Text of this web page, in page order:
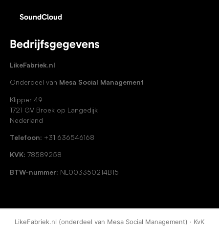
SoundCloud
Bedrijfsgegevens
LikeFabriek.nl
Onderdeel van Mesa Social Management
Klipper 49
1721 GV Broek op Langedijk
Nederland
Telefoon: +31 636546168
KVK: 78589258
BTW-nummer: NL003350214B15
LikeFabriek.nl (onderdeel van Mesa Social Management) · KvK